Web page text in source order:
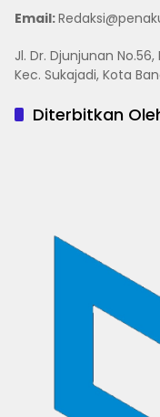
Email:
Jl. Dr. Djunjunan
Kec. Sukajadi, Kota
Diterbitkan